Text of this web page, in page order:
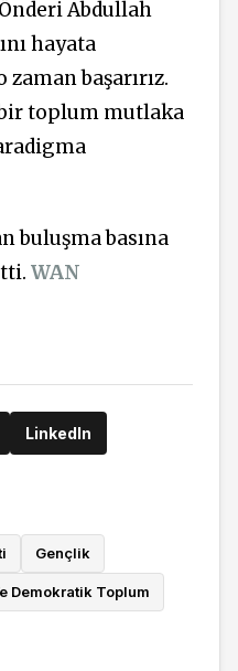
Abdullah
hayata
başarırız.
toplum mutlaka
buluşma basına
WAN
LinkedIn
Gençlik
Demokratik Toplum